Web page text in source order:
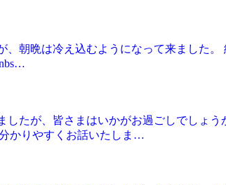
朝晩は冷え込むようになって来ました
たが、皆さまはいかがお過ごしでしょ
かりやすくお話いたしま…